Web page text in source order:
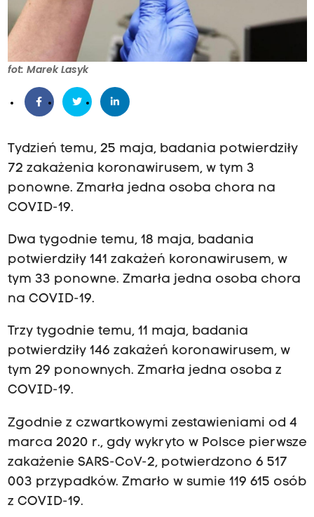
fot: Marek Lasyk
Tydzień temu, 25 maja, badania potwierdziły
72 zakażenia koronawirusem, w tym 3
ponowne. Zmarła jedna osoba chora na
COVID-19.
Dwa tygodnie temu, 18 maja, badania
potwierdziły 141 zakażeń koronawirusem, w
tym 33 ponowne. Zmarła jedna osoba chora
na COVID-19.
Trzy tygodnie temu, 11 maja, badania
potwierdziły 146 zakażeń koronawirusem, w
tym 29 ponownych. Zmarła jedna osoba z
COVID-19.
Zgodnie z czwartkowymi zestawieniami od 4
marca 2020 r., gdy wykryto w Polsce pierwsze
zakażenie SARS-CoV-2, potwierdzono 6 517
003 przypadków. Zmarło w sumie 119 615 osób
z COVID-19.